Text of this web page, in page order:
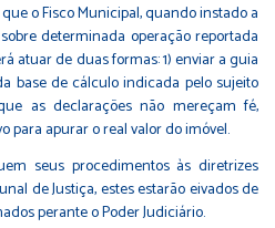
o Fisco Municipal, quando instado a
determinada operação reportada
atuar de duas formas: 1) enviar a guia
base de cálculo indicada pelo sujeito
as declarações não mereçam fé,
para apurar o real valor do imóvel.
seus procedimentos às diretrizes
de Justiça, estes estarão eivados de
perante o Poder Judiciário.